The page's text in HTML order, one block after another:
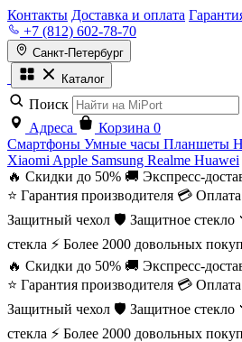
Контакты Доставка и оплата
+7 (812) 602-78-70
Санкт-Петербург
Каталог
Поиск
Адреса Корзина 0
Смартфоны Умные часы Планшеты
Xiaomi Apple Samsung Realme Huawei
🔥 Скидки до 50% 🚚 Экспресс-
⭐ Гарантия производителя 💳
Защитный чехол 🛡️ Защитное стекло
стекла ⚡ Более 2000 довольных
🔥 Скидки до 50% 🚚 Экспресс-
⭐ Гарантия производителя 💳
Защитный чехол 🛡️ Защитное стекло
стекла ⚡ Более 2000 довольных